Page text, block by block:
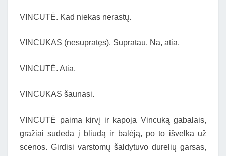
VINCUTĖ. Kad niekas nerastų.
VINCUKAS (nesupratęs). Supratau. Na, atia.
VINCUTĖ. Atia.
VINCUKAS šaunasi.
VINCUTĖ paima kirvį ir kapoja Vincuką gabalais,
gražiai sudeda į bliūdą ir balėją, po to išvelka už
scenos. Girdisi varstomų šaldytuvo durelių garsas,